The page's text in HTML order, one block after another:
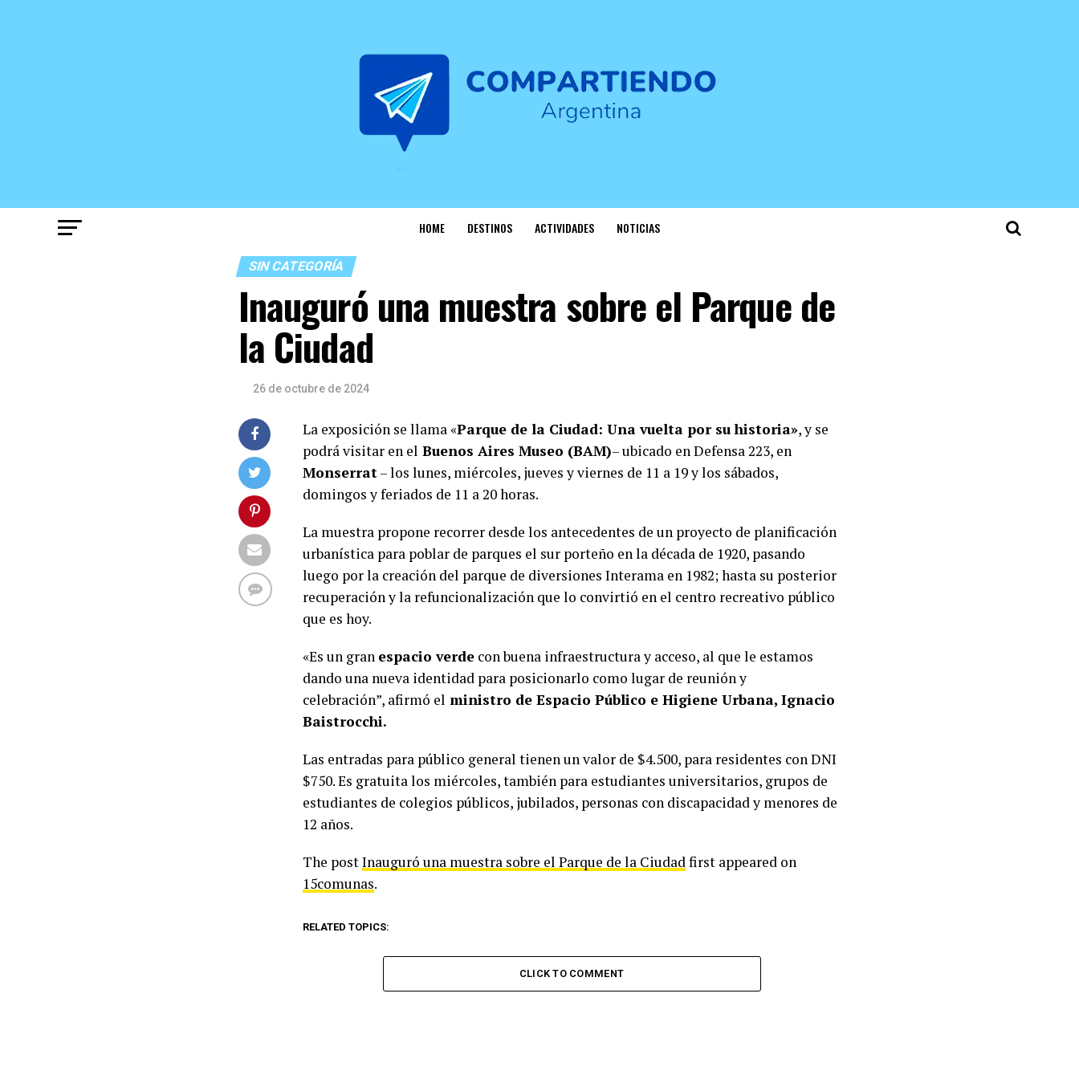
HOME DESTINOS ACTIVIDADES NOTICIAS
SIN CATEGORÍA
Inauguró una muestra sobre el Parque de
la Ciudad
26 de octubre de 2024
La exposición se llama «Parque de la Ciudad: Una vuelta por su historia», y se
podrá visitar en el Buenos Aires Museo (BAM)– ubicado en Defensa 223, en
Monserrat– los lunes, miércoles, jueves y viernes de 11 a 19 y los sábados,
domingos y feriados de 11 a 20 horas.
La muestra propone recorrer desde los antecedentes de un proyecto de planificación
urbanística para poblar de parques el sur porteño en la década de 1920, pasando
luego por la creación del parque de diversiones Interama en 1982; hasta su posterior
recuperación y la refuncionalización que lo convirtió en el centro recreativo público
que es hoy.
«Es un gran espacio verde con buena infraestructura y acceso, al que le estamos
dando una nueva identidad para posicionarlo como lugar de reunión y
celebración”, afirmó el ministro de Espacio Público e Higiene Urbana, Ignacio
Baistrocchi.
Las entradas para público general tienen un valor de $4.500, para residentes con DNI
$750. Es gratuita los miércoles, también para estudiantes universitarios, grupos de
estudiantes de colegios públicos, jubilados, personas con discapacidad y menores de
12 años.
The postInauguró una muestra sobre el Parque de la Ciudadfirst appeared on
15comunas.
RELATED TOPICS:
CLICK TO COMMENT